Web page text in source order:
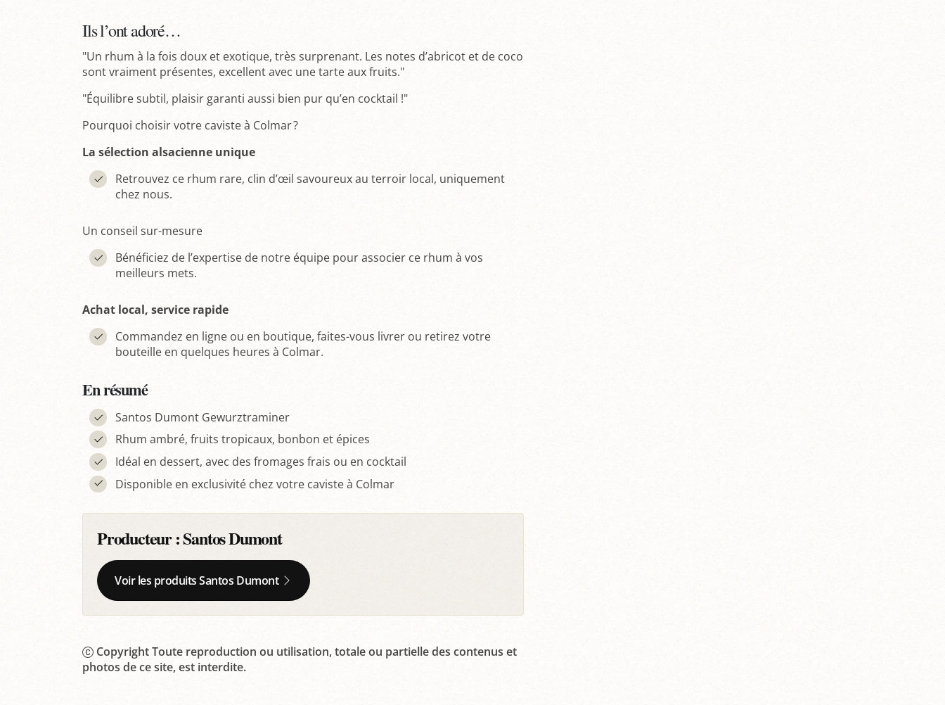
Ils l’ont adoré…
"Un rhum à la fois doux et exotique, très surprenant. Les notes d’abricot et de coco
sont vraiment présentes, excellent avec une tarte aux fruits."
"Équilibre subtil, plaisir garanti aussi bien pur qu’en cocktail !"
Pourquoi choisir votre caviste à Colmar ?
La sélection alsacienne unique
Retrouvez ce rhum rare, clin d’œil savoureux au terroir local, uniquement
chez nous.
Un conseil sur-mesure
Bénéficiez de l’expertise de notre équipe pour associer ce rhum à vos
meilleurs mets.
Achat local, service rapide
Commandez en ligne ou en boutique, faites-vous livrer ou retirez votre
bouteille en quelques heures à Colmar.
En résumé
Santos Dumont Gewurztraminer
Rhum ambré, fruits tropicaux, bonbon et épices
Idéal en dessert, avec des fromages frais ou en cocktail
Disponible en exclusivité chez votre caviste à Colmar
Producteur :Santos Dumont
Voir les produits Santos Dumont
Copyright Toute reproduction ou utilisation, totale ou partielle des contenus et
photos de ce site, est interdite.